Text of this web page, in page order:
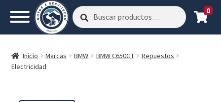
Buscar
por:
Buscar 0
Inicio Marcas BMW BMW C650GT
Repuestos
Electricidad